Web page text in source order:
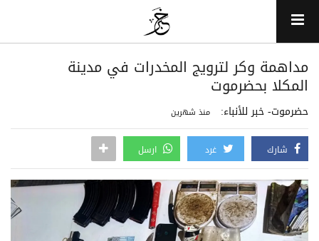
مداهمة وكر لترويج المخدرات في مدينة
المكلا بحضرموت
حضرموت- خبر للأنباء: منذ شهرين
شارك غرد ارسل